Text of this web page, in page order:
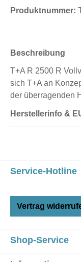
Produktnummer:
Beschreibung
T+A R 2500 R
sich T+A an
der überragenden
Herstellerinfo &
Service-Hotline
Vertrag
Shop-Service